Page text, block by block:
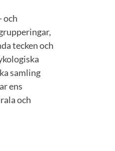
och
tecken och
samling
ens
och